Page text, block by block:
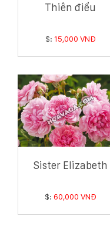
Thiên điểu
$: 15,000 VNĐ
Sister Elizabeth
$: 60,000 VNĐ